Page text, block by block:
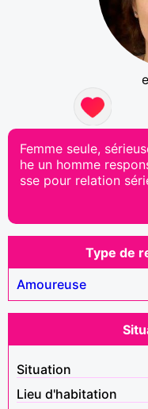
Femme seule,
he un homme
sse pour relation
Type de
Amoureuse
Situation
Lieu d'habitation